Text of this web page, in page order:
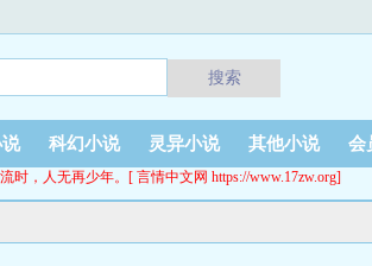
搜索
说 科幻小说 灵异小说 其他小说 会
时，人无再少年。[ 言情中文网 https://www.17zw.org]